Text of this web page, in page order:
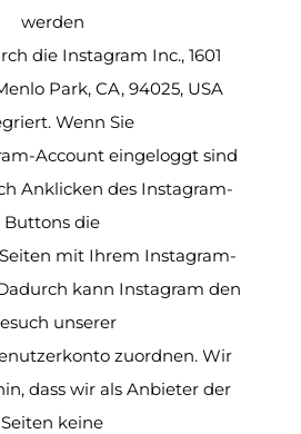
werden
die Instagram Inc., 1601
Park, CA, 94025, USA
Wenn Sie
Account eingeloggt sind
Anklicken des Instagram-
Buttons die
mit Ihrem Instagram-
kann Instagram den
unserer
zuordnen. Wir
dass wir als Anbieter der
Seiten keine